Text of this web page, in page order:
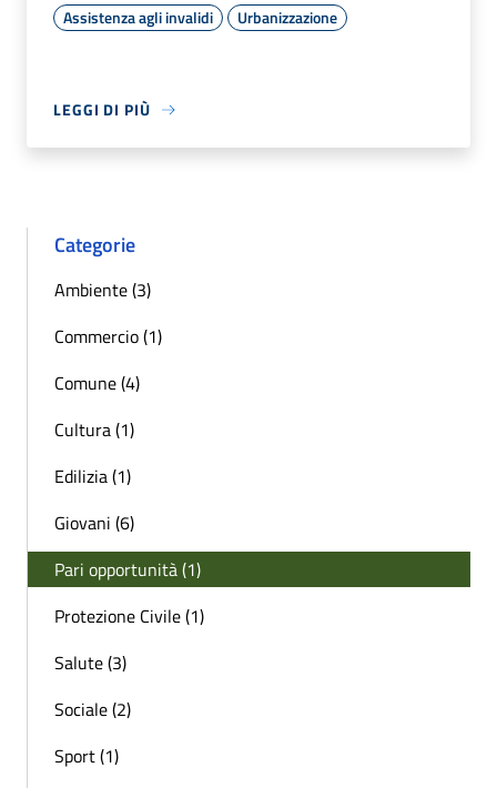
Assistenza agli invalidi Urbanizzazione
LEGGI DI PIÙ
Categorie
Ambiente (3)
Commercio (1)
Comune (4)
Cultura (1)
Edilizia (1)
Giovani (6)
Pari opportunità (1)
Protezione Civile (1)
Salute (3)
Sociale (2)
Sport (1)